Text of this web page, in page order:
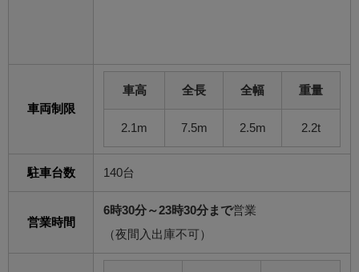
車両制限
車高 全長 全幅 重量
2.1m 7.5m 2.5m 2.2t
駐車台数 140台
営業時間
6時30分～23時30分まで営業
（夜間入出庫不可）